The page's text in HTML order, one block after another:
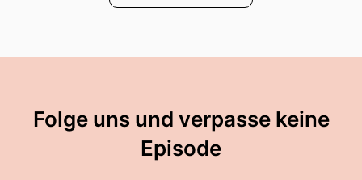
Folge uns und verpasse keine
Episode